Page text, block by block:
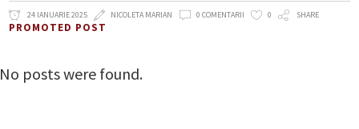
24 IANUARIE 2025 NICOLETA MARIAN 0 COMENTARII 0 SHARE
PROMOTED POST
No posts were found.